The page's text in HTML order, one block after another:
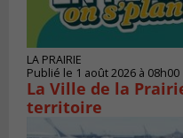
LA PRAIRIE
Publié le 1 août 2026 à 08h00
La Ville de la
territoire